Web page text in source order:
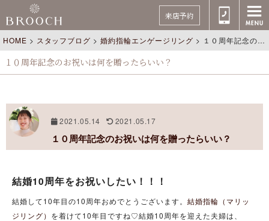
来店予約
HOME > スタッフブログ >婚約指輪エンゲージリング > １０周年記念のお祝いは何を贈ったらいい？
１０周年記念のお祝いは何を贈ったらいい？
2021.05.14 2021.05.17
１０周年記念のお祝いは何を贈ったらいい？
結婚10周年をお祝いしたい！！！
結婚して10年目の10周年おめでとうございます。 結婚指輪（マリッ
ジリング） を着けて10年目ですね♡結婚10周年を迎えた夫婦は、